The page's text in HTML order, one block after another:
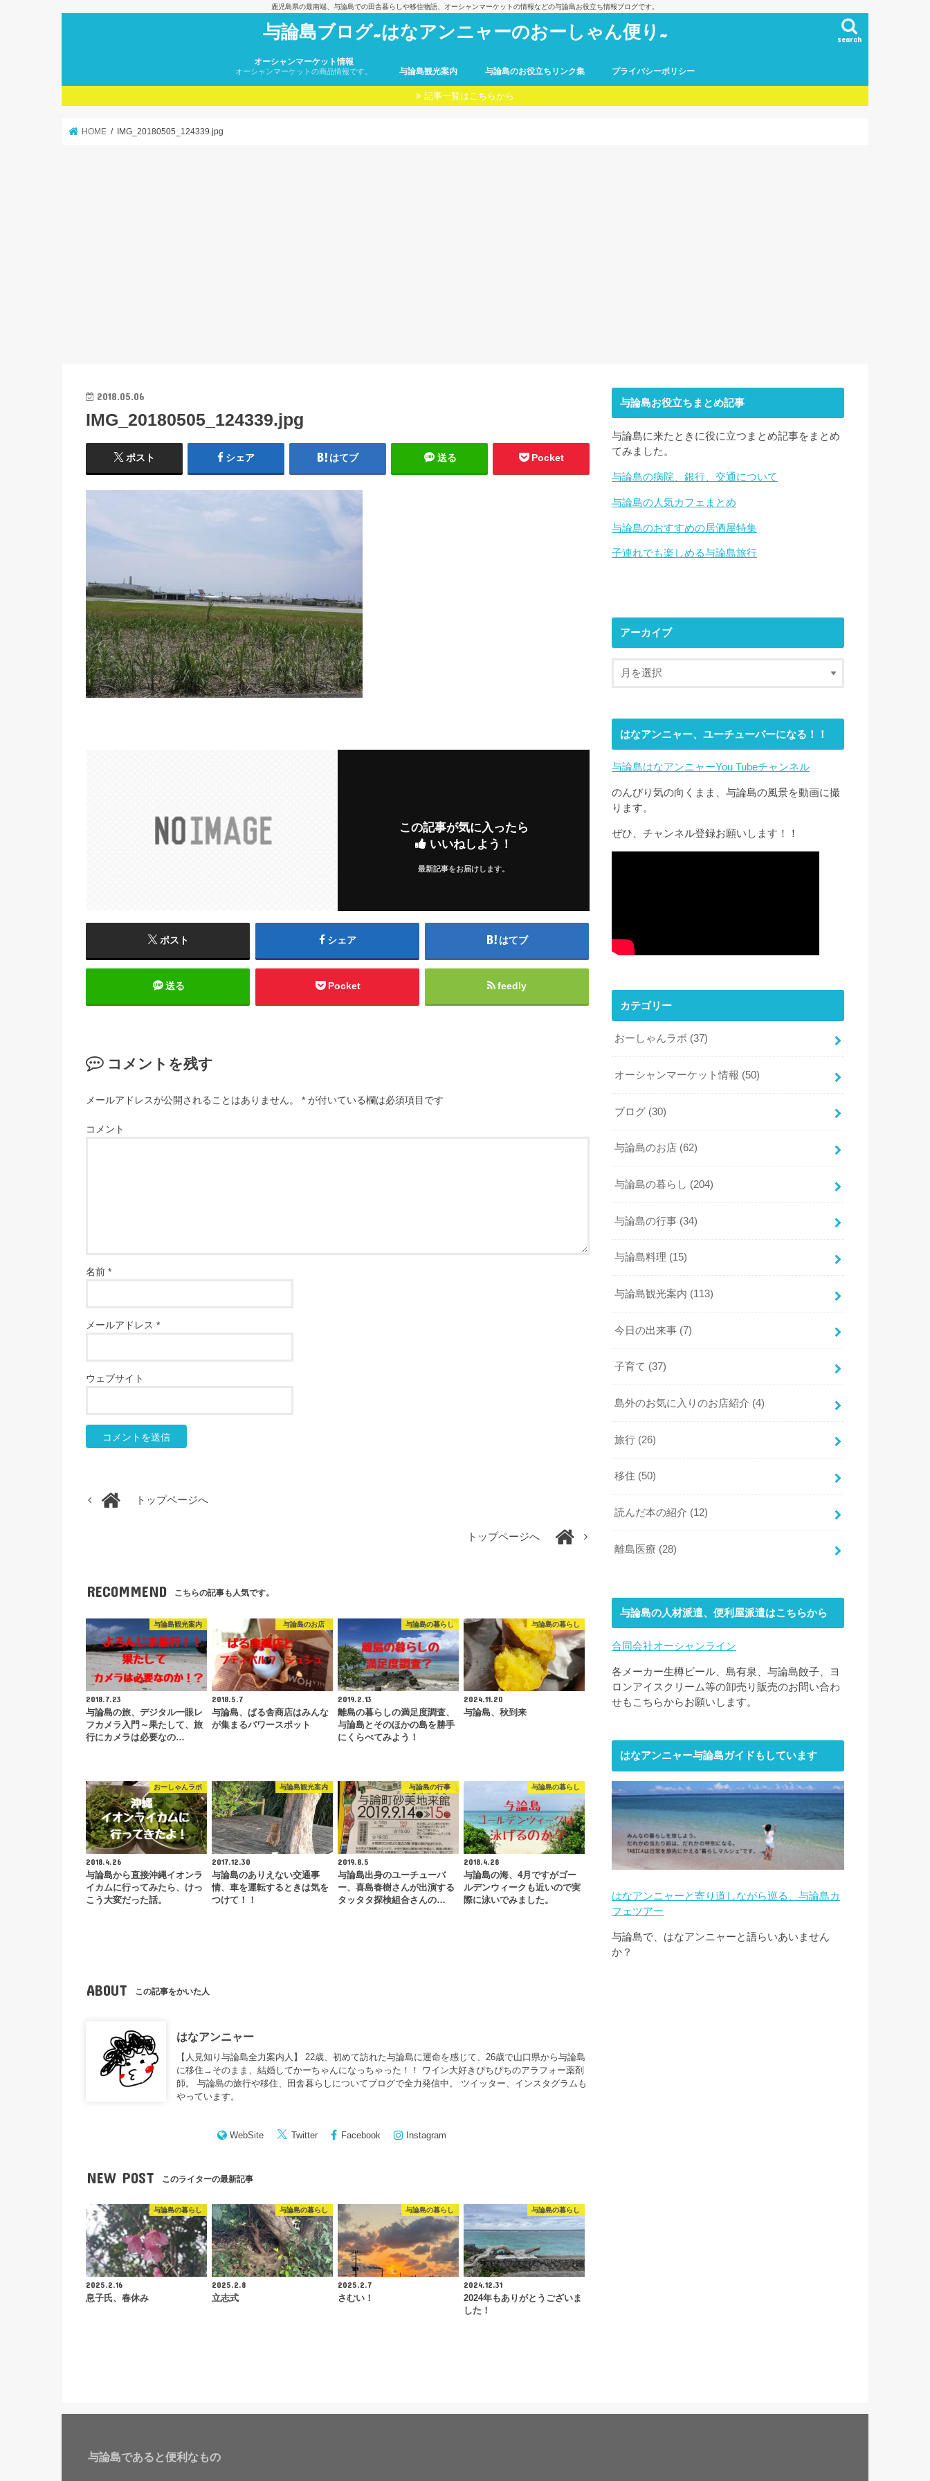
鹿児島県の最南端、与論島での田舎暮らしや移住物語、オーシャンマーケットの情報などの与論島お役立ち情報ブログです。
与論島ブログ~はなアンニャーのおーしゃん便り~ search
オーシャンマーケット情報
オーシャンマーケットの商品情報です。 与論島観光案内 与論島のお役立ちリンク集 プライバシーポリシー
記事一覧はこちらから
HOME IMG_20180505_124339.jpg
2018.05.06
IMG_20180505_124339.jpg
ポスト シェア はてブ 送る Pocket
この記事が気に入ったら
いいねしよう！
最新記事をお届けします。
ポスト シェア はてブ
送る Pocket feedly
コメントを残す
メールアドレスが公開されることはありません。 * が付いている欄は必須項目です
コメント
名前 *
メールアドレス *
ウェブサイト
トップページへ
トップページへ
RECOMMEND こちらの記事も人気です。
与論島観光案内
2018.7.23
与論島の旅、デジタル一眼レ
フカメラ入門～果たして、旅
行にカメラは必要なの…
与論島のお店
2018.5.7
与論島、ぱる舎商店はみんな
が集まるパワースポット
与論島の暮らし
2019.2.13
離島の暮らしの満足度調査、
与論島とそのほかの島を勝手
にくらべてみよう！
与論島の暮らし
2024.11.20
与論島、秋到来
おーしゃんラボ
2018.4.26
与論島から直接沖縄イオンラ
イカムに行ってみたら、けっ
こう大変だった話。
与論島観光案内
2017.12.30
与論島のありえない交通事
情、車を運転するときは気を
つけて！！
与論島の行事
2019.8.5
与論島出身のユーチューバ
ー、喜島春樹さんが出演する
タッタタ探検組合さんの…
与論島の暮らし
2018.4.28
与論島の海、4月ですがゴー
ルデンウィークも近いので実
際に泳いでみました。
ABOUT この記事をかいた人
はなアンニャー
【人見知り与論島全力案内人】 22歳、初めて訪れた与論島に運命を感じて、26歳で山口県から与論島
に移住→そのまま、結婚してかーちゃんになっちゃった！！ ワイン大好きぴちぴちのアラフォー薬剤
師。 与論島の旅行や移住、田舎暮らしについてブログで全力発信中。 ツイッター、インスタグラムも
やっています。
WebSite Twitter Facebook Instagram
NEW POST このライターの最新記事
与論島の暮らし
2025.2.16
息子氏、春休み
与論島の暮らし
2025.2.8
立志式
与論島の暮らし
2025.2.7
さむい！
与論島の暮らし
2024.12.31
2024年もありがとうございま
した！
与論島お役立ちまとめ記事
与論島に来たときに役に立つまとめ記事をまとめ
てみました。
与論島の病院、銀行、交通について
与論島の人気カフェまとめ
与論島のおすすめの居酒屋特集
子連れでも楽しめる与論島旅行
アーカイブ
はなアンニャー、ユーチューバーになる！！
与論島はなアンニャーYou Tubeチャンネル
のんびり気の向くまま、与論島の風景を動画に撮
ります。
ぜひ、チャンネル登録お願いします！！
カテゴリー
おーしゃんラボ (37)
オーシャンマーケット情報 (50)
ブログ (30)
与論島のお店 (62)
与論島の暮らし (204)
与論島の行事 (34)
与論島料理 (15)
与論島観光案内 (113)
今日の出来事 (7)
子育て (37)
島外のお気に入りのお店紹介 (4)
旅行 (26)
移住 (50)
読んだ本の紹介 (12)
離島医療 (28)
与論島の人材派遣、便利屋派遣はこちらから
合同会社オーシャンライン
各メーカー生樽ビール、島有泉、与論島餃子、ヨ
ロンアイスクリーム等の卸売り販売のお問い合わ
せもこちらからお願いします。
はなアンニャー与論島ガイドもしています
はなアンニャーと寄り道しながら巡る、与論島カ
フェツアー
与論島で、はなアンニャーと語らいあいません
か？
与論島であると便利なもの